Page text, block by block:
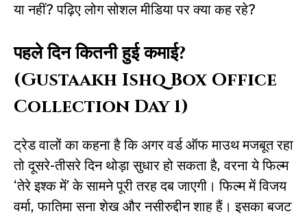
या नहीं? पढ़िए लोग सोशल मीडिया पर क्या कह रहे?
पहले दिन कितनी हुई कमाई?
(Gustaakh Ishq Box Office
Collection Day 1)
ट्रेड वालों का कहना है कि अगर वर्ड ऑफ माउथ मजबूत रहा
तो दूसरे-तीसरे दिन थोड़ा सुधार हो सकता है, वरना ये फिल्म
‘तेरे इश्क में’ के सामने पूरी तरह दब जाएगी। फिल्म में विजय
वर्मा, फातिमा सना शेख और नसीरुद्दीन शाह हैं। इसका बजट